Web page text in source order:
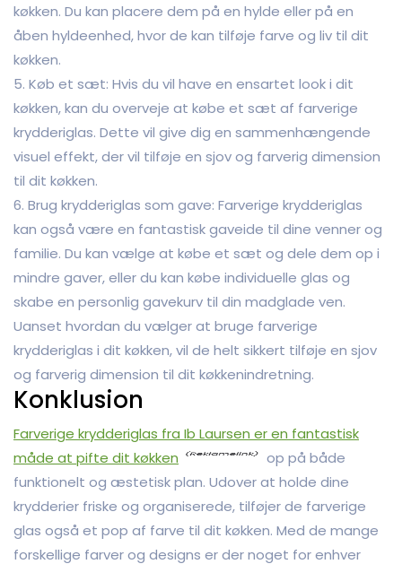
køkken. Du kan placere dem på en hylde eller på en
åben hyldeenhed, hvor de kan tilføje farve og liv til dit
køkken.
5. Køb et sæt: Hvis du vil have en ensartet look i dit
køkken, kan du overveje at købe et sæt af farverige
krydderiglas. Dette vil give dig en sammenhængende
visuel effekt, der vil tilføje en sjov og farverig dimension
til dit køkken.
6. Brug krydderiglas som gave: Farverige krydderiglas
kan også være en fantastisk gaveide til dine venner og
familie. Du kan vælge at købe et sæt og dele dem op i
mindre gaver, eller du kan købe individuelle glas og
skabe en personlig gavekurv til din madglade ven.
Uanset hvordan du vælger at bruge farverige
krydderiglas i dit køkken, vil de helt sikkert tilføje en sjov
og farverig dimension til dit køkkenindretning.
Konklusion
Farverige krydderiglas fra Ib Laursen er en fantastisk
måde at pifte dit køkken
op på både
funktionelt og æstetisk plan. Udover at holde dine
krydderier friske og organiserede, tilføjer de farverige
glas også et pop af farve til dit køkken. Med de mange
forskellige farver og designs er der noget for enhver